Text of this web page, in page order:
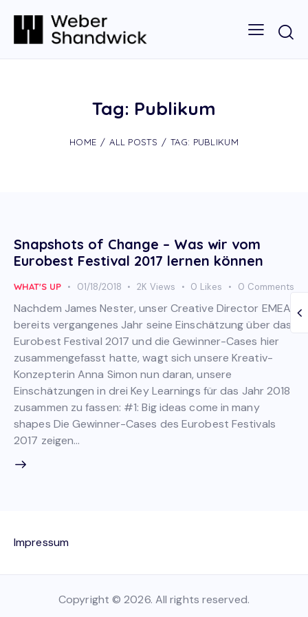
Tag: Publikum
HOME ALL POSTS TAG: PUBLIKUM
Snapshots of Change – Was wir vom
Eurobest Festival 2017 lernen können
WHAT'S UP 01/18/2018 2K Views 0 Likes 0 Comments
Nachdem James Nester, unser Creative Director EMEA,
bereits vergangenes Jahr seine Einschätzung über das
Eurobest Festival 2017 und die Gewinner-Cases hier
zusammengefasst hatte, wagt sich unsere Kreativ-
Konzepterin Anna Simon nun daran, unsere
Einschätzungen in drei Key Learnings für das Jahr 2018
zusammen zu fassen: #1: Big ideas come in many
shapes Die Gewinner-Cases des Eurobest Festivals
2017 zeigen…
Impressum
Copyright © 2026. All rights reserved.